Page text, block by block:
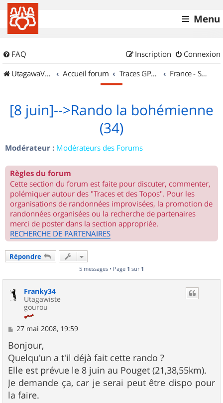
Menu
FAQ Connexion
Inscription
UtagawaVTT (Randos VTT et VTTAE avec traces GPS)
Accueil forum Traces GPS de randos VTT France - Sud Ouest
[8 juin]-->Rando la bohémienne
(34)
Modérateur : Modérateurs des Forums
Règles du forum
Cette section du forum est faite pour discuter, commenter,
polémiquer autour des "Traces et des Topos". Pour les
organisations de randonnées improvisées, la promotion de
randonnées organisées ou la recherche de partenaires
merci de poster dans la section appropriée.
RECHERCHE DE PARTENAIRES
Répondre
5 messages • Page 1 sur 1
Franky34
Utagawiste
gourou
M
s
s
a
g
e
27 mai 2008, 19:59
Bonjour,
Quelqu'un a t'il déjà fait cette rando ?
Elle est prévue le 8 juin au Pouget (21,38,55km).
Je demande ça, car je serai peut être dispo pour
la faire.